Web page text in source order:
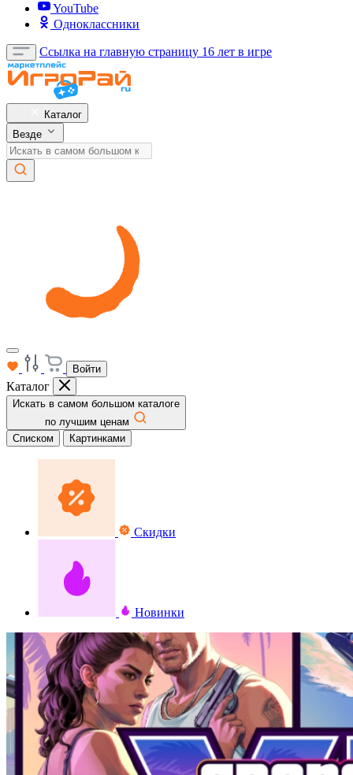
YouTube
Одноклассники
Ссылка на главную страницу 16 лет в игре
Каталог
Везде
Войти
Каталог
Искать в самом большом каталоге
по лучшим ценам
Списком
Картинками
Скидки
Новинки